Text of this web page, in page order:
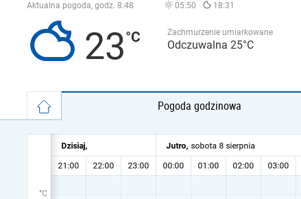
Aktualna pogoda, godz. 8:48 05:50 18:31
23 Zachmurzenie umiarkowane
Odczuwalna 25°C
Pogoda godzinowa
°C